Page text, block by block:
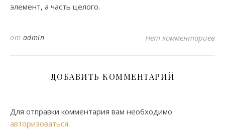
элемент, а часть целого.
от admin Нет комментариев
ДОБАВИТЬ КОММЕНТАРИЙ
Для отправки комментария вам необходимо
авторизоваться.